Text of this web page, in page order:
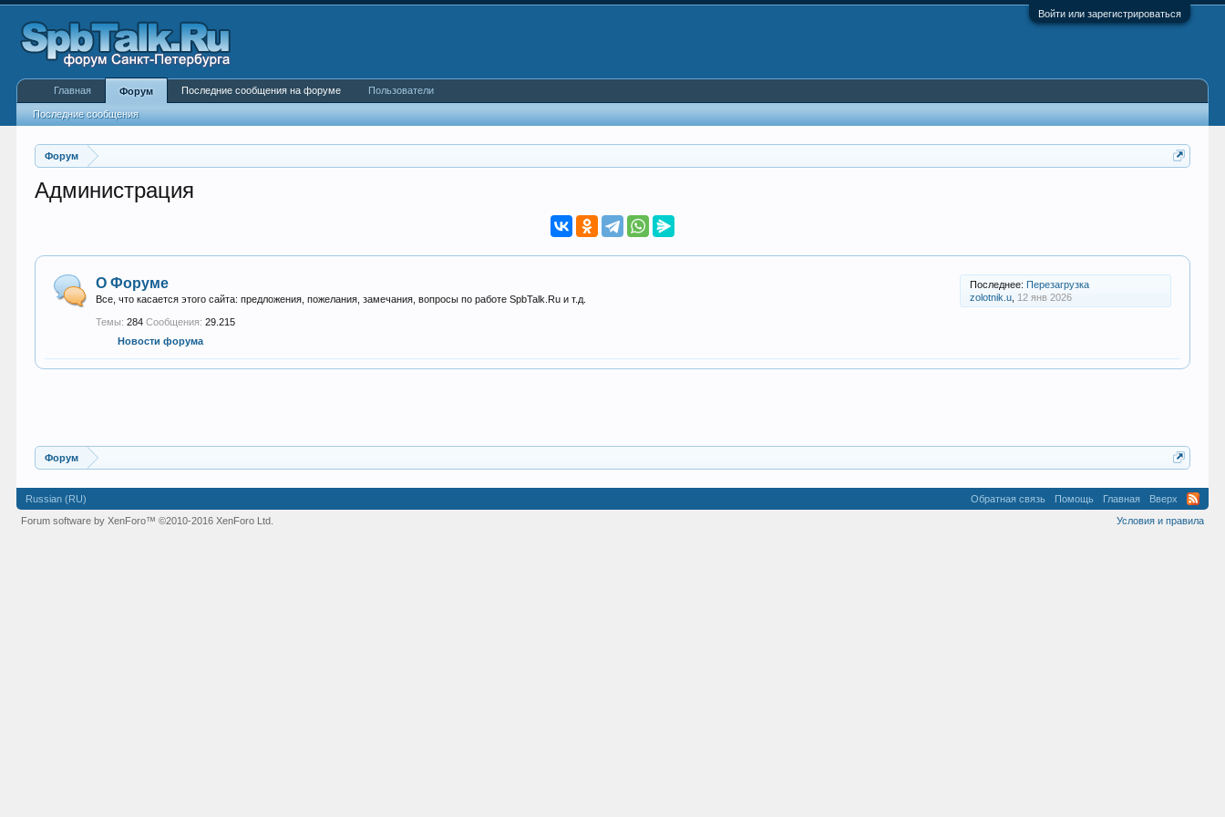
Войти или зарегистрироваться
Форум
Администрация
О Форуме
Все, что касается этого сайта: предложения, пожелания, замечания, вопросы по работе SpbTalk.Ru и т.д.
Темы: 284 Сообщения: 29.215
Новости форума
Последнее: Перезагрузка
zolotnik.u, 12 янв 2026
Форум
Главная Форум
Последние сообщения
Последние сообщения на форуме Пользователи
Russian (RU) Обратная связь Помощь Главная
Вверх
Условия и правила
Forum software by XenForo™©2010-2016 XenForo Ltd.